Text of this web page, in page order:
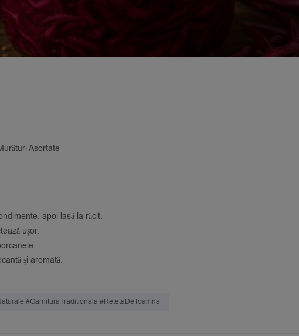
Asortate
apoi lasă la răcit.
ușor.
și aromată.
#garnituraTraditionala #retetaDeToamna